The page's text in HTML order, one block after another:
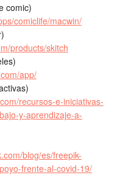
comic)
comiclife/macwin/
products/skitch
app/
recursos-e-iniciativas-
y-aprendizaje-a-
blog/es/freepik-
frente-al-covid-19/